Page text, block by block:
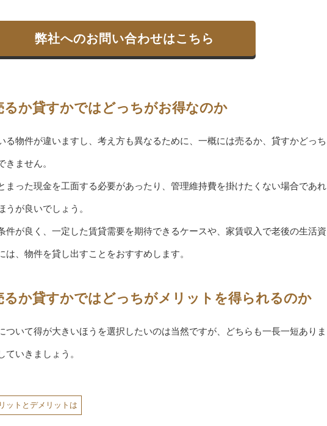
弊社へのお問い合わせはこちら
るか貸すかではどっちがお得なのか
る物件が違いますし、考え方も異なるために、一概には売るか、貸すかどっち
きません。
まった現金を工面する必要があったり、管理維持費を掛けたくない場合であれ
うが良いでしょう。
件が良く、一定した賃貸需要を期待できるケースや、家賃収入で老後の生活資
は、物件を貸し出すことをおすすめします。
るか貸すかではどっちがメリットを得られるのか
ついて得が大きいほうを選択したいのは当然ですが、どちらも一長一短ありま
いきましょう。
ットとデメリットは